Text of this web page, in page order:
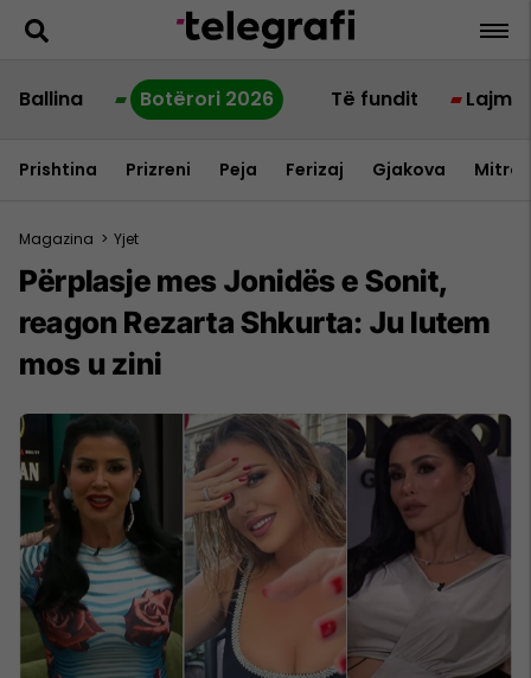
Ballina Botërori 2026 Të fundit Lajme
Prishtina Prizreni Peja Ferizaj Gjakova
Magazina > Yjet
Përplasje mes Jonidës e Sonit,
reagon Rezarta Shkurta: Ju lutem
mos u zini